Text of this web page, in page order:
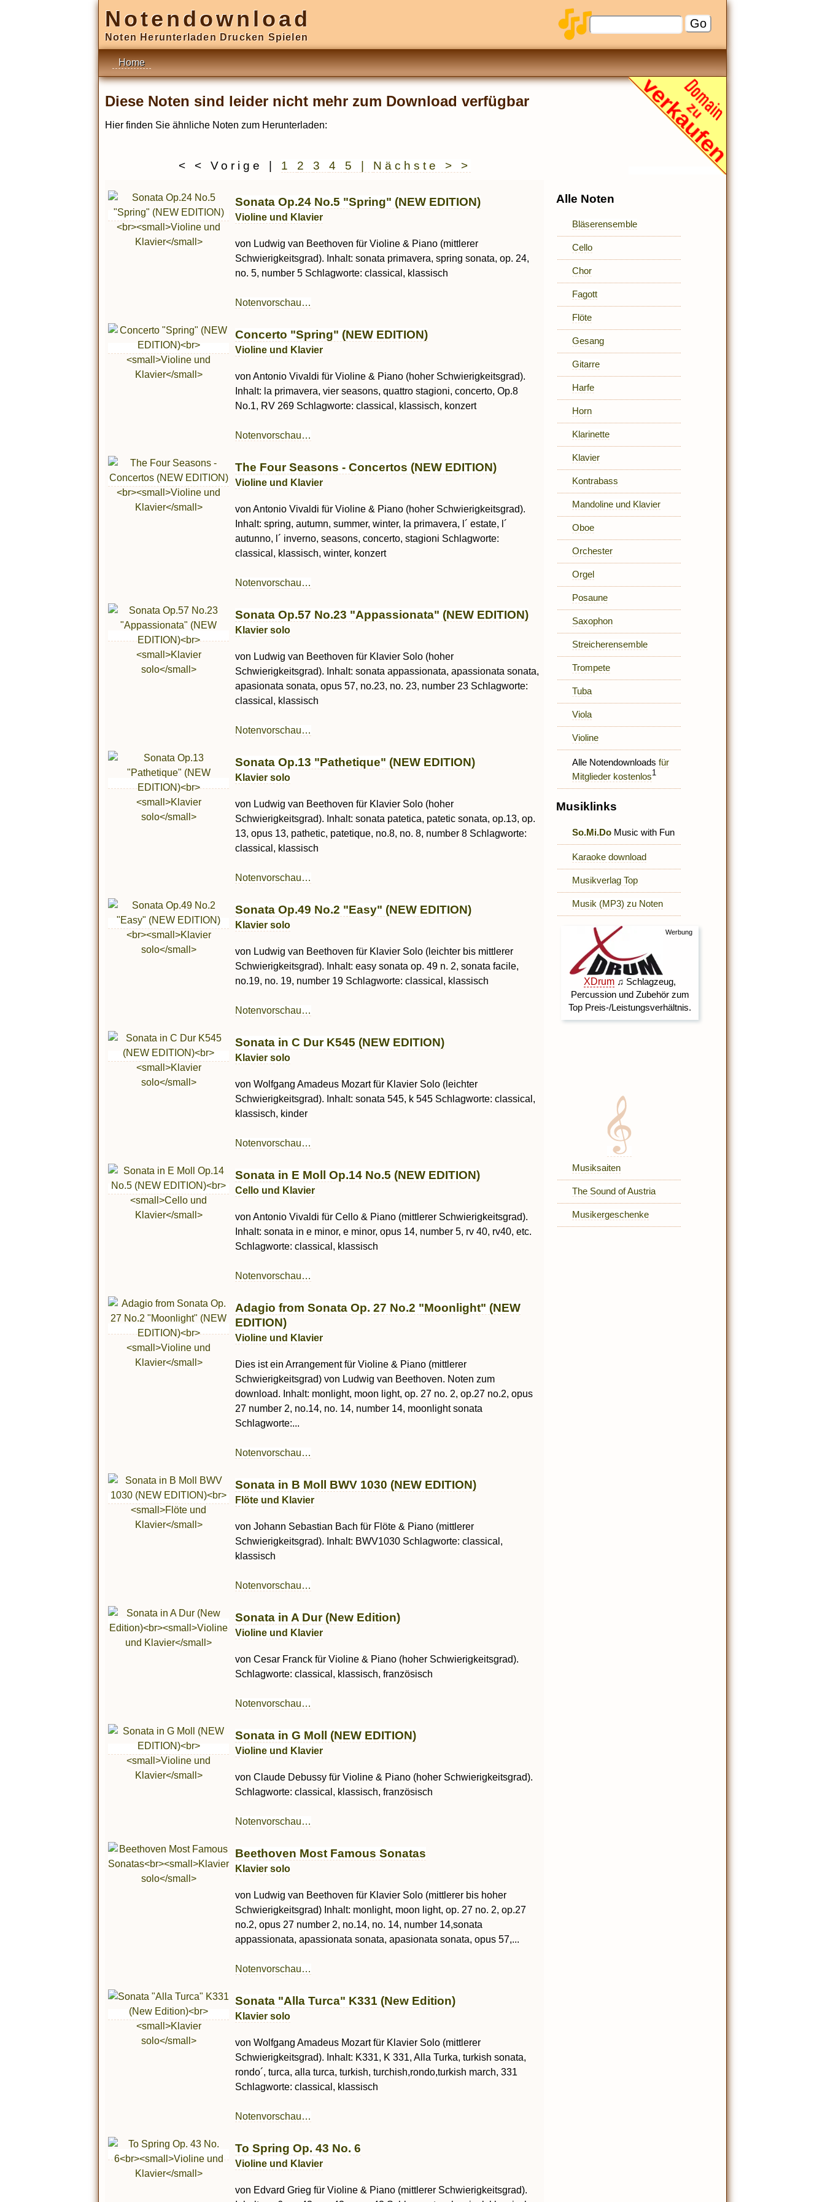
Notendownload
Noten Herunterladen Drucken Spielen
Home
Diese Noten sind leider nicht mehr zum Download verfügbar
Hier finden Sie ähnliche Noten zum Herunterladen:
< < Vorige 1 2 3 4 5 Nächste > >
Sonata Op.24 No.5 "Spring" (NEW EDITION)
Violine und Klavier
von Ludwig van Beethoven für Violine & Piano (mittlerer
Schwierigkeitsgrad). Inhalt: sonata primavera, spring sonata, op. 24,
no. 5, number 5 Schlagworte: classical, klassisch
Notenvorschau…
Concerto "Spring" (NEW EDITION)
Violine und Klavier
von Antonio Vivaldi für Violine & Piano (hoher Schwierigkeitsgrad).
Inhalt: la primavera, vier seasons, quattro stagioni, concerto, Op.8
No.1, RV 269 Schlagworte: classical, klassisch, konzert
Notenvorschau…
The Four Seasons - Concertos (NEW EDITION)
Violine und Klavier
von Antonio Vivaldi für Violine & Piano (hoher Schwierigkeitsgrad).
Inhalt: spring, autumn, summer, winter, la primavera, l´ estate, l´
autunno, l´ inverno, seasons, concerto, stagioni Schlagworte:
classical, klassisch, winter, konzert
Notenvorschau…
Sonata Op.57 No.23 "Appassionata" (NEW EDITION)
Klavier solo
von Ludwig van Beethoven für Klavier Solo (hoher
Schwierigkeitsgrad). Inhalt: sonata appassionata, apassionata sonata,
apasionata sonata, opus 57, no.23, no. 23, number 23 Schlagworte:
classical, klassisch
Notenvorschau…
Sonata Op.13 "Pathetique" (NEW EDITION)
Klavier solo
von Ludwig van Beethoven für Klavier Solo (hoher
Schwierigkeitsgrad). Inhalt: sonata patetica, patetic sonata, op.13, op.
13, opus 13, pathetic, patetique, no.8, no. 8, number 8 Schlagworte:
classical, klassisch
Notenvorschau…
Sonata Op.49 No.2 "Easy" (NEW EDITION)
Klavier solo
von Ludwig van Beethoven für Klavier Solo (leichter bis mittlerer
Schwierigkeitsgrad). Inhalt: easy sonata op. 49 n. 2, sonata facile,
no.19, no. 19, number 19 Schlagworte: classical, klassisch
Notenvorschau…
Sonata in C Dur K545 (NEW EDITION)
Klavier solo
von Wolfgang Amadeus Mozart für Klavier Solo (leichter
Schwierigkeitsgrad). Inhalt: sonata 545, k 545 Schlagworte: classical,
klassisch, kinder
Notenvorschau…
Sonata in E Moll Op.14 No.5 (NEW EDITION)
Cello und Klavier
von Antonio Vivaldi für Cello & Piano (mittlerer Schwierigkeitsgrad).
Inhalt: sonata in e minor, e minor, opus 14, number 5, rv 40, rv40, etc.
Schlagworte: classical, klassisch
Notenvorschau…
Adagio from Sonata Op. 27 No.2 "Moonlight" (NEW
EDITION)
Violine und Klavier
Dies ist ein Arrangement für Violine & Piano (mittlerer
Schwierigkeitsgrad) von Ludwig van Beethoven. Noten zum
download. Inhalt: monlight, moon light, op. 27 no. 2, op.27 no.2, opus
27 number 2, no.14, no. 14, number 14, moonlight sonata
Schlagworte:...
Notenvorschau…
Sonata in B Moll BWV 1030 (NEW EDITION)
Flöte und Klavier
von Johann Sebastian Bach für Flöte & Piano (mittlerer
Schwierigkeitsgrad). Inhalt: BWV1030 Schlagworte: classical,
klassisch
Notenvorschau…
Sonata in A Dur (New Edition)
Violine und Klavier
von Cesar Franck für Violine & Piano (hoher Schwierigkeitsgrad).
Schlagworte: classical, klassisch, französisch
Notenvorschau…
Sonata in G Moll (NEW EDITION)
Violine und Klavier
von Claude Debussy für Violine & Piano (hoher Schwierigkeitsgrad).
Schlagworte: classical, klassisch, französisch
Notenvorschau…
Beethoven Most Famous Sonatas
Klavier solo
von Ludwig van Beethoven für Klavier Solo (mittlerer bis hoher
Schwierigkeitsgrad) Inhalt: monlight, moon light, op. 27 no. 2, op.27
no.2, opus 27 number 2, no.14, no. 14, number 14,sonata
appassionata, apassionata sonata, apasionata sonata, opus 57,...
Notenvorschau…
Sonata "Alla Turca" K331 (New Edition)
Klavier solo
von Wolfgang Amadeus Mozart für Klavier Solo (mittlerer
Schwierigkeitsgrad). Inhalt: K331, K 331, Alla Turka, turkish sonata,
rondo´, turca, alla turca, turkish, turchish,rondo,turkish march, 331
Schlagworte: classical, klassisch
Notenvorschau…
To Spring Op. 43 No. 6
Violine und Klavier
von Edvard Grieg für Violine & Piano (mittlerer Schwierigkeitsgrad).
Alle Noten
Bläserensemble
Cello
Chor
Fagott
Flöte
Gesang
Gitarre
Harfe
Horn
Klarinette
Klavier
Kontrabass
Mandoline und Klavier
Oboe
Orchester
Orgel
Posaune
Saxophon
Streicherensemble
Trompete
Tuba
Viola
Violine
Alle Notendownloadsfür
Mitglieder kostenlos1
Musiklinks
So.Mi.Do Music with Fun
Karaoke download
Musikverlag Top
Musik (MP3) zu Noten
Musiksaiten
The Sound of Austria
Musikergeschenke